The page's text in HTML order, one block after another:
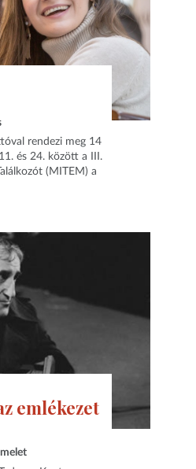
rendezi meg 14
és 24. között a III.
(MITEM) a
emlékezet